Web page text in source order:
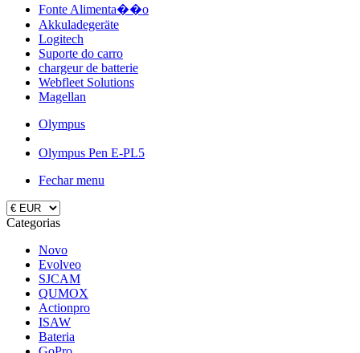
Fonte Alimenta��o
Akkuladegeräte
Logitech
Suporte do carro
chargeur de batterie
Webfleet Solutions
Magellan
Olympus
Olympus Pen E-PL5
Fechar menu
Categorias
Novo
Evolveo
SJCAM
QUMOX
Actionpro
ISAW
Bateria